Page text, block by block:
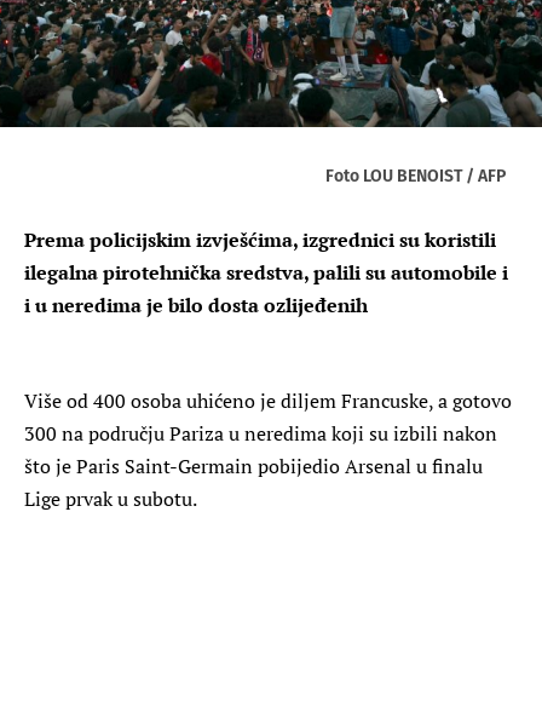
Foto LOU BENOIST / AFP
Prema policijskim izvješćima, izgrednici su koristili
ilegalna pirotehnička sredstva, palili su automobile i
i u neredima je bilo dosta ozlijeđenih
Više od 400 osoba uhićeno je diljem Francuske, a gotovo
300 na području Pariza u neredima koji su izbili nakon
što je Paris Saint-Germain pobijedio Arsenal u finalu
Lige prvak u subotu.